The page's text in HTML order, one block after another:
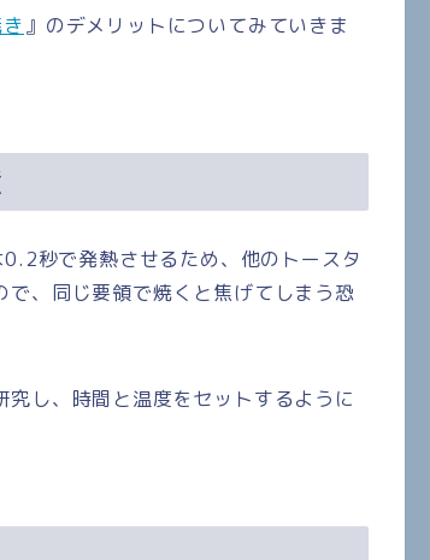
』のデメリットについてみていきま
0.2秒で発熱させるため、 他のトースタ
、 同じ要領で焼くと焦げてしまう恐
し、時間と温度をセットするように